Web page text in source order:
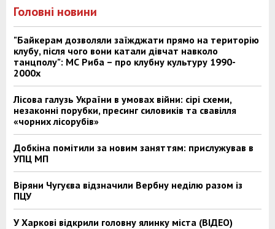
Головні новини
"Байкерам дозволяли заїжджати прямо на територію
клубу, після чого вони катали дівчат навколо
танцполу": МС Риба – про клубну культуру 1990-
2000х
Лісова галузь України в умовах війни: сірі схеми,
незаконні порубки, пресинг силовиків та свавілля
«чорних лісорубів»
Добкіна помітили за новим заняттям: прислужував в
УПЦ МП
Віряни Чугуєва відзначили Вербну неділю разом із
ПЦУ
У Харкові відкрили головну ялинку міста (ВІДЕО)